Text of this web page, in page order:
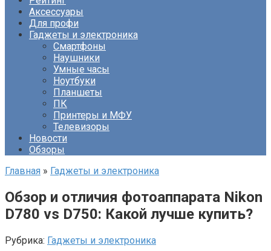
Аксессуары
Для профи
Гаджеты и электроника
Смартфоны
Наушники
Умные часы
Ноутбуки
Планшеты
ПК
Принтеры и МФУ
Телевизоры
Новости
Обзоры
Главная » Гаджеты и электроника
Обзор и отличия фотоаппарата Nikon
D780 vs D750: Какой лучше купить?
Рубрика: Гаджеты и электроника